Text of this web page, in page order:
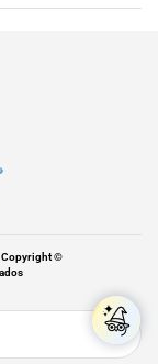
Copyright ©